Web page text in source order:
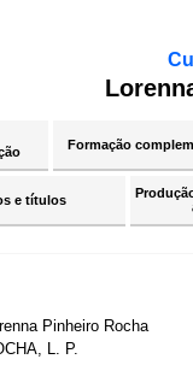
Formação
e títulos
Pinheiro Rocha
L. P.